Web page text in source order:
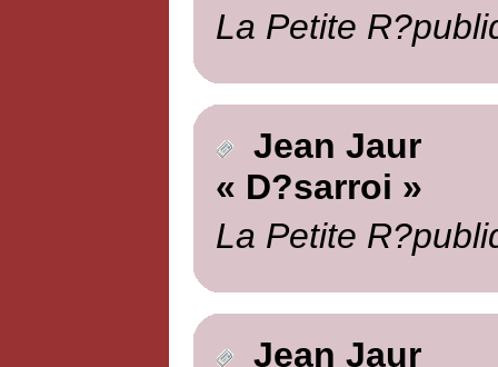
La Petite
Jean Jaur
« D?sarroi »
La Petite
Jean Jaur